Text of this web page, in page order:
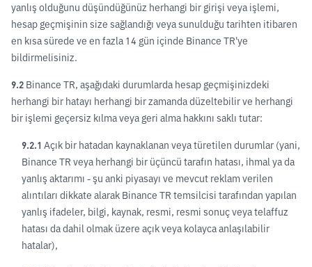
yanlış olduğunu düşündüğünüz herhangi bir girişi veya işlemi,
hesap geçmişinin size sağlandığı veya sunulduğu tarihten itibaren
en kısa sürede ve en fazla 14 gün içinde Binance TR'ye
bildirmelisiniz.
9.2 Binance TR, aşağıdaki durumlarda hesap geçmişinizdeki
herhangi bir hatayı herhangi bir zamanda düzeltebilir ve herhangi
bir işlemi geçersiz kılma veya geri alma hakkını saklı tutar:
9.2.1 Açık bir hatadan kaynaklanan veya türetilen durumlar (yani,
Binance TR veya herhangi bir üçüncü tarafın hatası, ihmal ya da
yanlış aktarımı - şu anki piyasayı ve mevcut reklam verilen
alıntıları dikkate alarak Binance TR temsilcisi tarafından yapılan
yanlış ifadeler, bilgi, kaynak, resmi, resmi sonuç veya telaffuz
hatası da dahil olmak üzere açık veya kolayca anlaşılabilir
hatalar),